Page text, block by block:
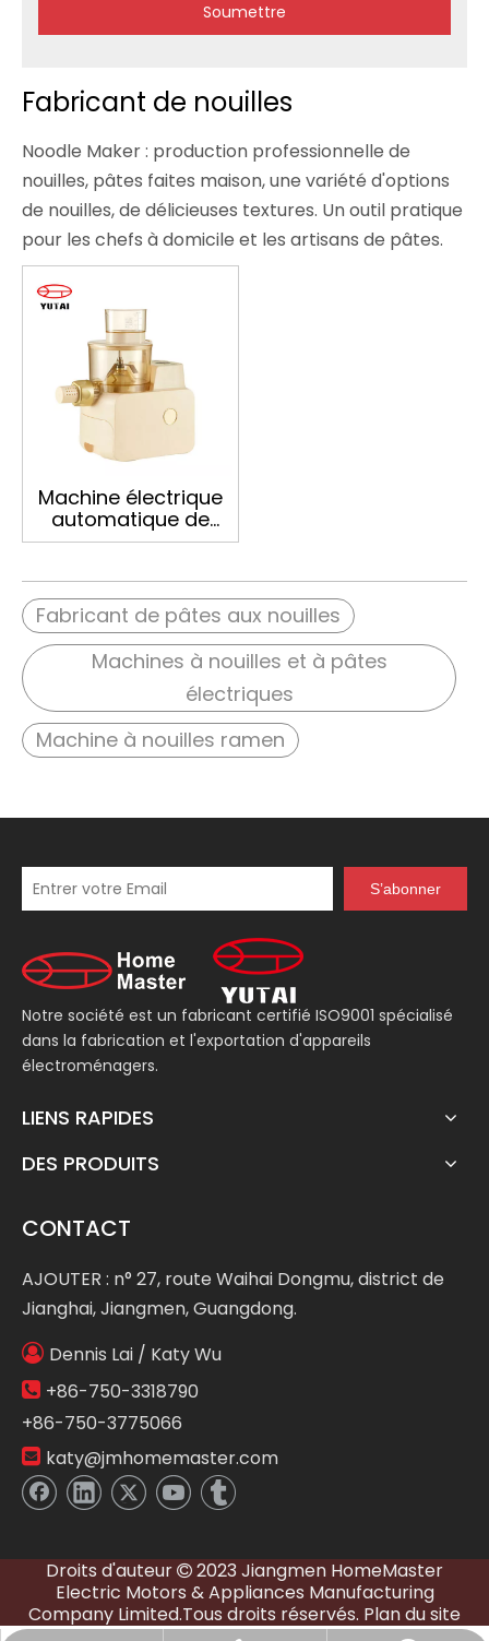
Soumettre
Fabricant de nouilles
Noodle Maker : production professionnelle de
nouilles, pâtes faites maison, une variété d'options
de nouilles, de délicieuses textures. Un outil pratique
pour les chefs à domicile et les artisans de pâtes.
Machine électrique
automatique de
fabrication de
domestique,
fabricant de nouilles
ramen
Fabricant de pâtes aux nouilles
Machines à nouilles et à pâtes
électriques
Machine à nouilles ramen
S’abonner
Notre société est un fabricant certifié ISO9001 spécialisé
dans la fabrication et l'exportation d'appareils
électroménagers.
LIENS RAPIDES
DES PRODUITS
CONTACT
AJOUTER : n° 27, route Waihai Dongmu, district de
Jianghai, Jiangmen, Guangdong.
 Dennis Lai / Katy Wu
 +86-750-3318790
+86-750-3775066
 katy@jmhomemaster.com
Droits d'auteur  2023 Jiangmen HomeMaster
Electric Motors & Appliances Manufacturing
Company Limited.Tous droits réservés. Plan du site